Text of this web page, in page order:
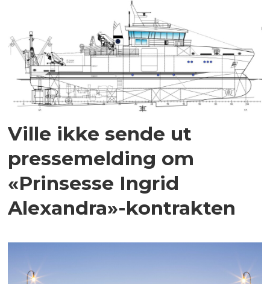
Ville ikke sende ut
pressemelding om
«Prinsesse Ingrid
Alexandra»-kontrakten